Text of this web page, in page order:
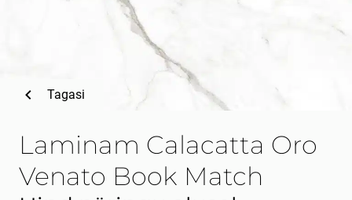
Laminam Calacatta Oro
Venato Book Match
Tagasi